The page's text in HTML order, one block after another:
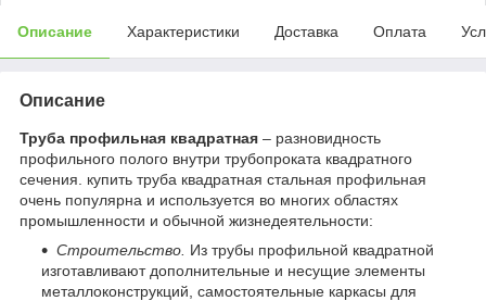
Описание Характеристики Доставка Оплата
Описание
Труба профильная квадратная – разновидность
профильного полого внутри трубопроката квадратного
сечения. купить труба квадратная стальная профильная
очень популярна и используется во многих областях
промышленности и обычной жизнедеятельности:
Строительство. Из трубы профильной квадратной
изготавливают дополнительные и несущие элементы
металлоконструкций, самостоятельные каркасы для